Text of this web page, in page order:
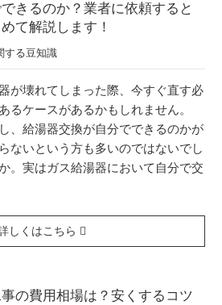
きるのか？業者に依頼すると
て解説します！
する豆知識
が壊れてしまった際、今すぐ直す必
るケースがあるかもしれません。
、給湯器交換が自分でできるのかが
ないという方も多いのではないでし
。実はガス給湯器において自分で交
しくはこちら
の費用相場は？安くするコツ